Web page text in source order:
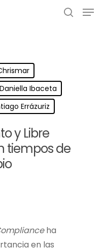
Daniella Ibaceta
Errázuriz
y Libre
tiempos de
ha
en las